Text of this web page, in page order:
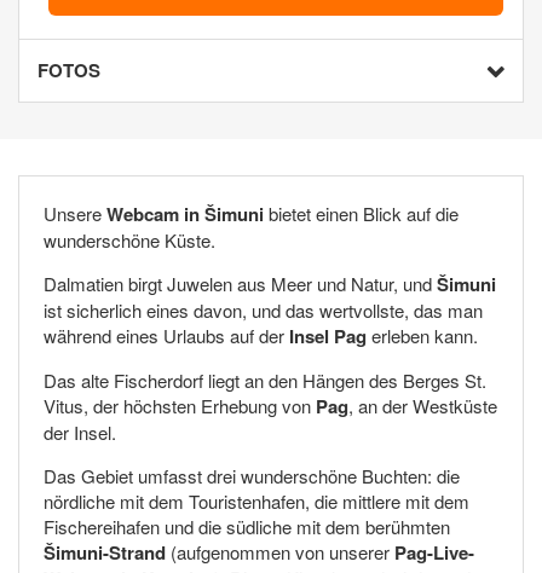
FOTOS
UnsereWebcam in Šimunibietet einen Blick auf die
wunderschöne Küste.
Dalmatien birgt Juwelen aus Meer und Natur, undŠimuni
ist sicherlich eines davon, und das wertvollste, das man
während eines Urlaubs auf der Insel Pag erleben kann.
Das alte Fischerdorf liegt an den Hängen des Berges St.
Vitus, der höchsten Erhebung von Pag, an der Westküste
der Insel.
Das Gebiet umfasst drei wunderschöne Buchten: die
nördliche mit dem Touristenhafen, die mittlere mit dem
Fischereihafen und die südliche mit dem berühmten
Šimuni-Strand (aufgenommen von unserer Pag-Live-